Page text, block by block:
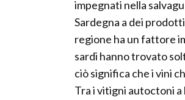
impegnati nella
Sardegna a dei
regione ha un fattore
sardi hanno trovato
ciò significa che i vini
Tra i vitigni autoctoni a